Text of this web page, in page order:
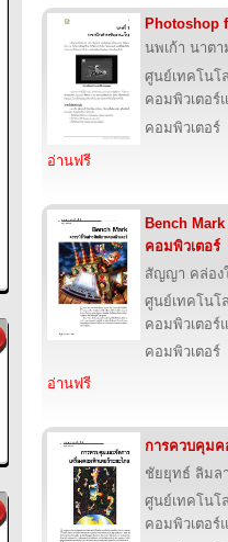
Photoshop
นพเก้า นาต
ศูนย์เทคโนโ
คอมพิวเตอร์
คอมพิวเตอร์
อ่านฟรี
Bench
คอมพิวเตอร์
สัญญา คล่อง
ศูนย์เทคโนโ
คอมพิวเตอร์
คอมพิวเตอร์
อ่านฟรี
การควบคุมค
ชัยยุทธ์ ลิมล
ศูนย์เทคโนโ
คอมพิวเตอร์